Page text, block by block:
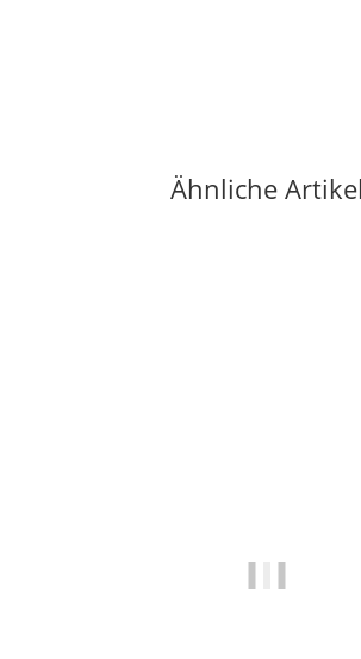
Ähnliche Artikel